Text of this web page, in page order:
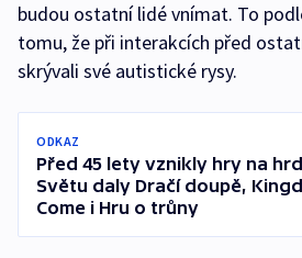
budou ostatní lidé vnímat. To
tomu, že při interakcích před
skrývali své autistické rysy.
ODKAZ
Před 45 lety vznikly hry na
Světu daly Dračí doupě,
Come i Hru o trůny